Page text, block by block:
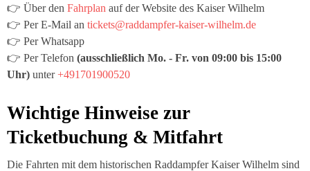
👉 Über den Fahrplan auf der Website des Kaiser Wilhelm
👉 Per E-Mail an tickets@raddampfer-kaiser-wilhelm.de
👉 Per Whatsapp
👉 Per Telefon (ausschließlich Mo. - Fr. von 09:00 bis 15:00
Uhr) unter+491701900520
Wichtige Hinweise zur
Ticketbuchung & Mitfahrt
Die Fahrten mit dem historischen RaddampferKaiser Wilhelm sind